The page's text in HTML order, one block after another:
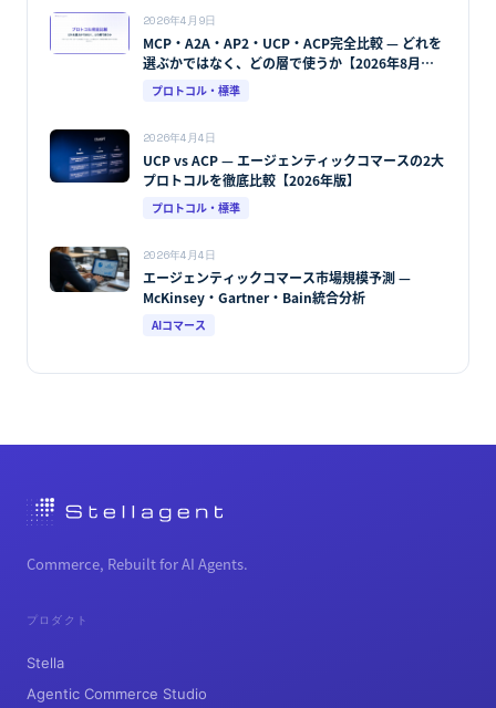
2026年4月9日
MCP・A2A・AP2・UCP・ACP完全比較 — どれを
選ぶかではなく、どの層で使うか【2026年8月最
新版】
プロトコル・標準
2026年4月4日
UCP vs ACP — エージェンティックコマースの2大
プロトコルを徹底比較【2026年版】
プロトコル・標準
2026年4月4日
エージェンティックコマース市場規模予測 —
McKinsey・Gartner・Bain統合分析
AIコマース
Commerce, Rebuilt for AI Agents.
プロダクト
Stella
Agentic Commerce Studio